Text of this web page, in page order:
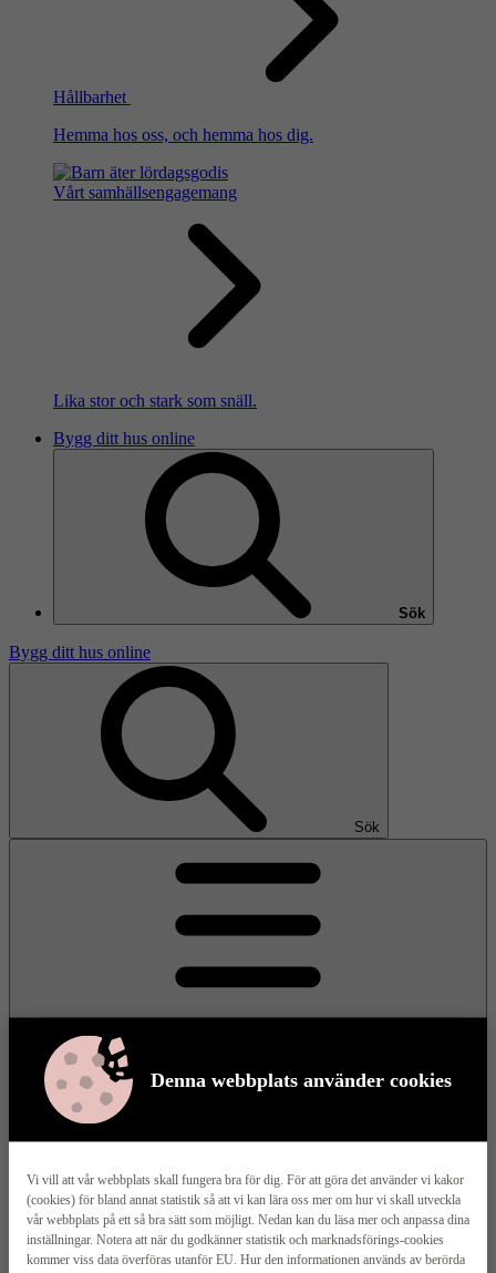
Denna webbplats använder cookies
Vi vill att vår webbplats skall fungera bra för dig. För att göra det använder vi kakor
(cookies) för bland annat statistik så att vi kan lära oss mer om hur vi skall utveckla
vår webbplats på ett så bra sätt som möjligt. Nedan kan du läsa mer och anpassa dina
inställningar. Notera att när du godkänner statistik och marknadsförings-cookies
kommer viss data överföras utanför EU. Hur den informationen används av berörda
Hållbarhet
Hemma hos oss, och hemma hos dig.
Vårt samhällsengagemang
Lika stor och stark som snäll.
Bygg ditt hus online
Sök
Bygg ditt hus online
Sök
Meny
Våra husmodeller